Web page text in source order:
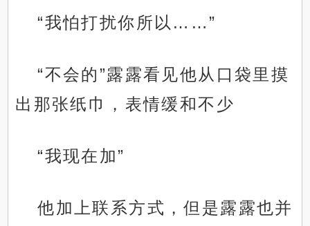
“我怕打扰你所以……”
“不会的”露露看见他从口袋里摸
出那张纸巾，表情缓和不少
“我现在加”
他加上联系方式，但是露露也并